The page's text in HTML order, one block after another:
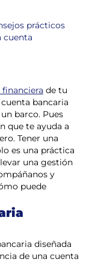
prácticos
cuenta
financiera de tu
bancaria
barco. Pues
que te ayuda a
Tener una
es una práctica
una gestión
y
puede
diseñada
de una cuenta